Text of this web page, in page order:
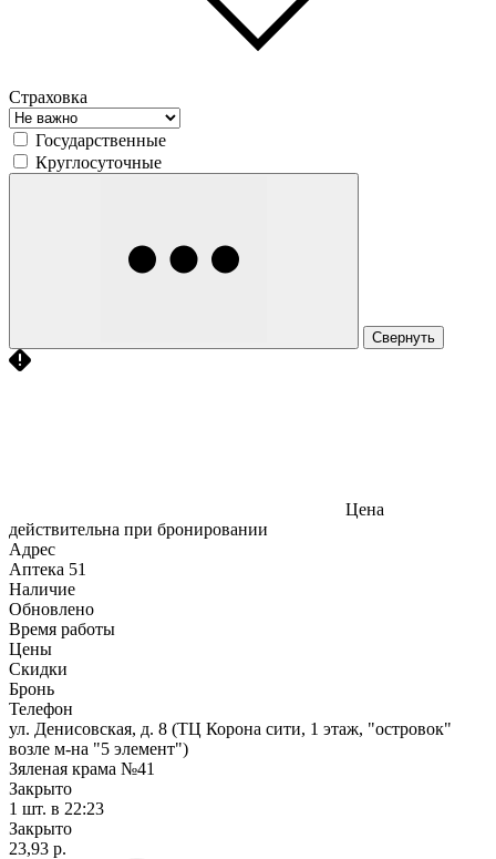
Страховка
Государственные
Круглосуточные
Свернуть
Цена
действительна при бронировании
Адрес
Аптека 51
Наличие
Обновлено
Время работы
Цены
Скидки
Бронь
Телефон
ул. Денисовская, д. 8 (ТЦ Корона сити, 1 этаж, "островок"
возле м-на "5 элемент")
Зяленая крама №41
Закрыто
1 шт. в 22:23
Закрыто
23,93 р.